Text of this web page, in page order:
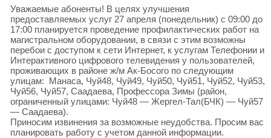
Уважаемые абоненты! В целях улучшения
предоставляемых услуг 27 апреля (понедельник) с 09:00 до
17:00 планируется проведение профилактических работ на
магистральном оборудовании, в связи с этим возможны
перебои с доступом к сети Интернет, к услугам Телефонии и
Интерактивного цифрового телевидения у пользователей,
проживающих в районе ж/м Ак-Босого по следующим
улицам: Манаса, Чуй48, Чуй49, Чуй50, Чуй51, Чуй52, Чуй53,
Чуй56, Чуй57, Саадаева, Профессора Зимы (район,
ограниченный улицами: Чуй48 — Жергел-Тал(БЧК) — Чуй57
— Саадаева).
Приносим извинения за возможные неудобства. Просим вас
планировать работу с учетом данной информации.